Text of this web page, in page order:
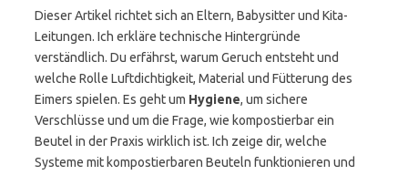
Dieser Artikel richtet sich an Eltern, Babysitter und Kita-
Leitungen. Ich erkläre technische Hintergründe
verständlich. Du erfährst, warum Geruch entsteht und
welche Rolle Luftdichtigkeit, Material und Fütterung des
Eimers spielen. Es geht um Hygiene, um sichere
Verschlüsse und um die Frage, wie kompostierbar ein
Beutel in der Praxis wirklich ist. Ich zeige dir, welche
Systeme mit kompostierbaren Beuteln funktionieren und